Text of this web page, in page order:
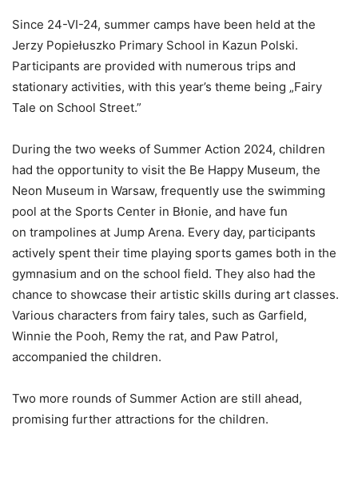
Since 24-VI-24, summer camps have been held at the
Jerzy Popiełuszko Primary School in Kazun Polski.
Participants are provided with numerous trips and
stationary activities, with this year’s theme being „Fairy
Tale on School Street.”
During the two weeks of Summer Action 2024, children
had the opportunity to visit the Be Happy Museum, the
Neon Museum in Warsaw, frequently use the swimming
pool at the Sports Center in Błonie, and have fun
on trampolines at Jump Arena. Every day, participants
actively spent their time playing sports games both in the
gymnasium and on the school field. They also had the
chance to showcase their artistic skills during art classes.
Various characters from fairy tales, such as Garfield,
Winnie the Pooh, Remy the rat, and Paw Patrol,
accompanied the children.
Two more rounds of Summer Action are still ahead,
promising further attractions for the children.